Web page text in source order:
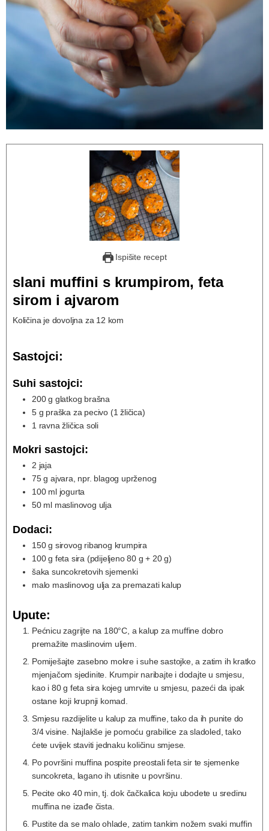
Ispišite recept
slani muffini s krumpirom, feta
sirom i ajvarom
Količina je dovoljna za 12 kom
Sastojci:
Suhi sastojci:
200 g glatkog brašna
5 g praška za pecivo (1 žličica)
1 ravna žličica soli
Mokri sastojci:
2 jaja
75 g ajvara, npr. blagog uprženog
100 ml jogurta
50 ml maslinovog ulja
Dodaci:
150 g sirovog ribanog krumpira
100 g feta sira (pdijeljeno 80 g + 20 g)
šaka suncokretovih sjemenki
malo maslinovog ulja za premazati kalup
Upute:
Pećnicu zagrijte na 180°C, a kalup za muffine dobro
premažite maslinovim uljem.
Pomiješajte zasebno mokre i suhe sastojke, a zatim ih kratko
mjenjačom sjedinite. Krumpir naribajte i dodajte u smjesu,
kao i 80 g feta sira kojeg umrvite u smjesu, pazeći da ipak
ostane koji krupnji komad.
Smjesu razdijelite u kalup za muffine, tako da ih punite do
3/4 visine. Najlakše je pomoću grabilice za sladoled, tako
ćete uvijek staviti jednaku količinu smjese.
Po površini muffina pospite preostali feta sir te sjemenke
suncokreta, lagano ih utisnite u površinu.
Pecite oko 40 min, tj. dok čačkalica koju ubodete u sredinu
muffina ne izađe čista.
Pustite da se malo ohlade, zatim tankim nožem svaki muffin